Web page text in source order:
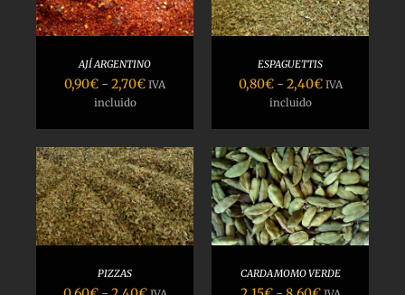
AJÍ ARGENTINO
0,90€ - 2,70€Rango
0,90€
hasta
2,70€
IVA
incluido
DETALLES
ESPAGUETTIS
0,80€ - 2,40€Rango
0,80€
hasta
2,40€
IVA
incluido
PIZZAS
SELECCIONAR
OPCIONES
/
DETALLES
CARDAMOMO VERDE